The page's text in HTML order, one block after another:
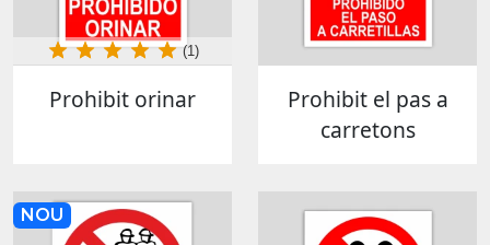
Prohibit orinar
(1)
Prohibit el pas a
carretons
NOU